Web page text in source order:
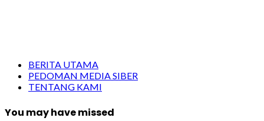
BERITA UTAMA
PEDOMAN MEDIA SIBER
TENTANG KAMI
You may have missed